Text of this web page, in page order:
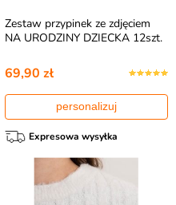
Zestaw przypinek ze zdjęciem
NA URODZINY DZIECKA 12szt.
69,90 zł
personalizuj
Expresowa wysyłka